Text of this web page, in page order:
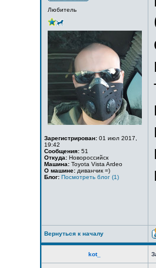
Любитель
Зарегистрирован: 01 июл 2017,
19:42
Сообщения: 51
Откуда: Новороссийск
Машина: Toyota Vista Ardeo
О машине: диванчик =)
Блог: Посмотреть блог (1)
Вернуться к началу
kot_